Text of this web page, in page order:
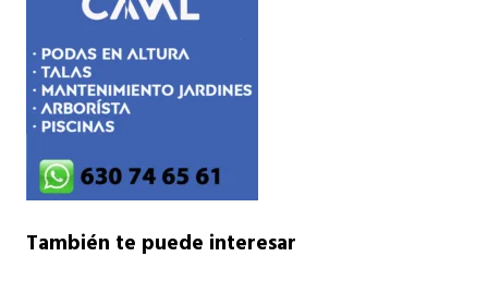
También te puede interesar